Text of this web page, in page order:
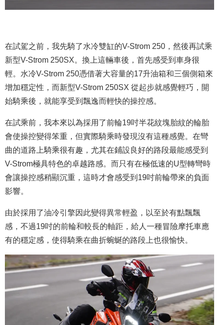
在試駕之前，我先騎了水冷雙缸的V-Strom 250，然後再試乘
新型V-Strom 250SX。換上這輛車後，首先感受到車身很
輕。水冷V-Strom 250憑借著大容量的17升油箱和三個側箱來
增加穩定性，而新型V-Strom 250SX 從起步就感覺輕巧，開
始騎乘後，就能享受到飄逸而輕快的操控感。
在試乘前，我本來以為採用了前輪19吋半花紋塊胎紋的輪胎
會使操控變得笨重，但實際騎乘時發現沒有這種感覺。在彎
曲的道路上騎乘很有趣，尤其在鋪設良好的路段最能感受到
V-Strom極具特色的卓越路感。而只有在極低速的U型轉彎時
會讓操控感稍顯沉重 ，這時才會感受到19吋前輪帶來的負面
影響。
由於採用了油冷引擎因此變得異常輕盈，以至於有點飄飄
感，不過19吋的前輪和較長的軸距，給人一種冒險摩托車應
有的穩定感，使得騎乘在曲折蜿蜒的路段上也很愉快。